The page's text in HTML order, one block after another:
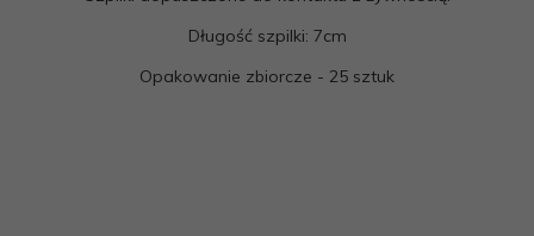
Długość szpilki: 7cm
Opakowanie zbiorcze - 25 sztuk